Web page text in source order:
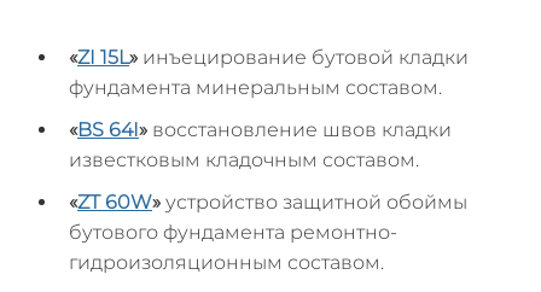
«ZI 15L» инъецирование бутовой кладки
фундамента минеральным составом.
«BS 64I» восстановление швов кладки
известковым кладочным составом.
«ZT 60W» устройство защитной обоймы
бутового фундамента ремонтно-
гидроизоляционным составом.